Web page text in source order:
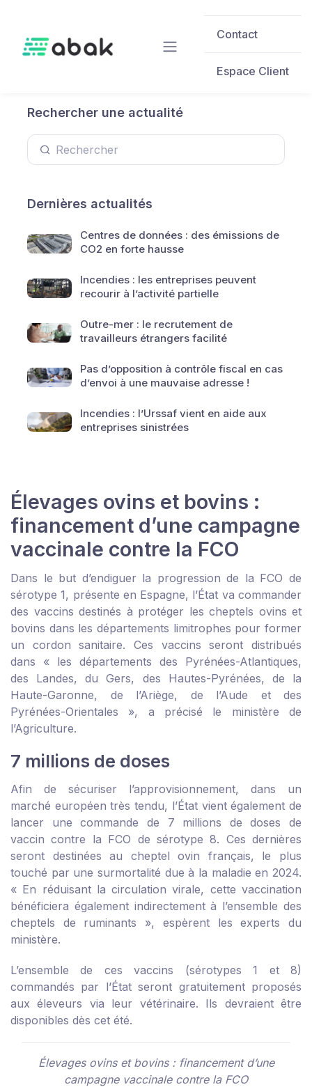
Contact
Espace Client
Rechercher une actualité
Dernières actualités
Centres de données : des émissions de
CO2 en forte hausse
Incendies : les entreprises peuvent
recourir à l’activité partielle
Outre-mer : le recrutement de
travailleurs étrangers facilité
Pas d’opposition à contrôle fiscal en cas
d’envoi à une mauvaise adresse !
Incendies : l’Urssaf vient en aide aux
entreprises sinistrées
Élevages ovins et bovins :
financement d’une campagne
vaccinale contre la FCO
Dans le but d’endiguer la progression de la FCO de
sérotype 1, présente en Espagne, l’État va commander
des vaccins destinés à protéger les cheptels ovins et
bovins dans les départements limitrophes pour former
un cordon sanitaire. Ces vaccins seront distribués
dans « les départements des Pyrénées-Atlantiques,
des Landes, du Gers, des Hautes-Pyrénées, de la
Haute-Garonne, de l’Ariège, de l’Aude et des
Pyrénées-Orientales », a précisé le ministère de
l’Agriculture.
7 millions de doses
Afin de sécuriser l’approvisionnement, dans un
marché européen très tendu, l’État vient également de
lancer une commande de 7 millions de doses de
vaccin contre la FCO de sérotype 8. Ces dernières
seront destinées au cheptel ovin français, le plus
touché par une surmortalité due à la maladie en 2024.
« En réduisant la circulation virale, cette vaccination
bénéficiera également indirectement à l’ensemble des
cheptels de ruminants », espèrent les experts du
ministère.
L’ensemble de ces vaccins (sérotypes 1 et 8)
commandés par l’État seront gratuitement proposés
aux éleveurs via leur vétérinaire. Ils devraient être
disponibles dès cet été.
Élevages ovins et bovins : financement d’une
campagne vaccinale contre la FCO